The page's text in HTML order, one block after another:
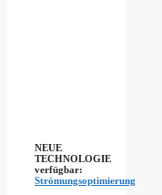
NEUE
TECHNOLOGIE
verfügbar:
Strömungsoptimierung